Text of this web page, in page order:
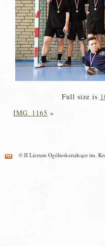
Full size is
IMG_1165 »
© II Liceum Ogólnokształcące im.